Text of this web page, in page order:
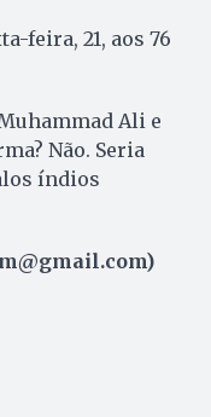
feira, 21, aos 76
Ali e
Não. Seria
índios